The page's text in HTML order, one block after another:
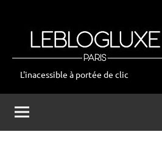
leblogluxe
L'inacessible à portée de clic